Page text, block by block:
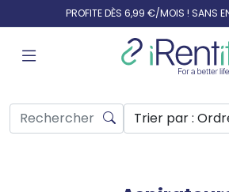
PROFITE DÈS 6,99 €/MOIS ! SANS
Trier par: